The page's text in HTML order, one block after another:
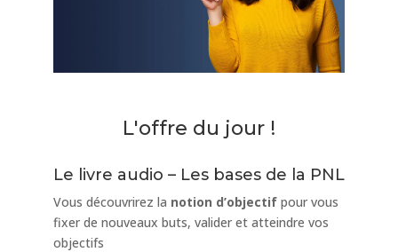
L'offre du jour !
Le livre audio – Les bases de la PNL
Vous découvrirez la notion d’objectifpour vous
fixer de nouveaux buts, valider et atteindre vos
objectifs